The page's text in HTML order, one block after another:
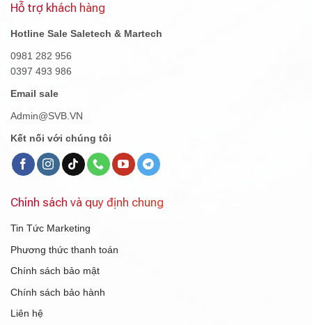
Hỗ trợ khách hàng
Hotline Sale Saletech & Martech
0981 282 956
0397 493 986
Email sale
Admin@SVB.VN
Kết nối với chúng tôi
Chính sách và quy định chung
Tin Tức Marketing
Phương thức thanh toán
Chính sách bảo mật
Chính sách bảo hành
Liên hệ